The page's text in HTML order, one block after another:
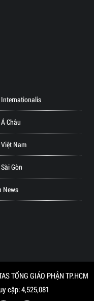
Châu
Nam
Gòn
News
TỔNG GIÁO PHẬN TP.HCM
cập: 4,525,081